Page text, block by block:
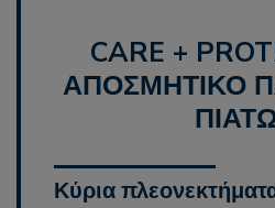
CARE + PROTECT ECO+
ΑΠΟΣΜΗΤΙΚΌ
Κύρια